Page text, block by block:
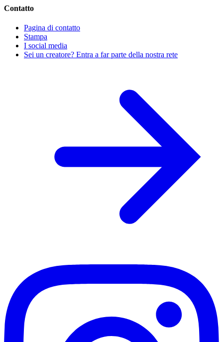
Contatto
Pagina di contatto
Stampa
I social media
Sei un creatore? Entra a far parte della nostra rete